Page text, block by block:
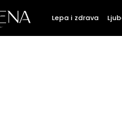
Lepa i zdrava